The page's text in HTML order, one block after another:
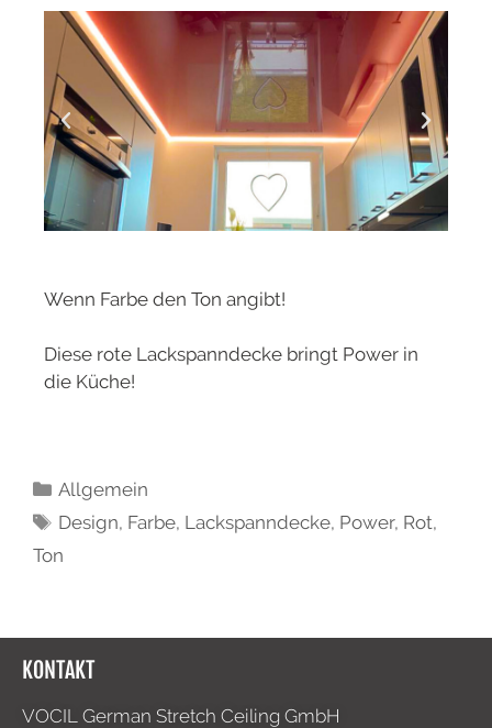
Wenn Farbe den Ton angibt!
Diese rote Lackspanndecke bringt Power in
die Küche!
Allgemein
Design, Farbe, Lackspanndecke, Power, Rot,
Ton
KONTAKT
VOCIL German Stretch Ceiling GmbH